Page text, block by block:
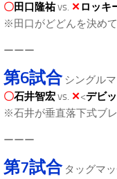
〇田口隆祐vs. ✕ロッキ
※田口がどどんを決めて
ーーー
第6試合シングル
〇石井智宏vs. ✕<デビ
※石井が垂直落下式ブ
ーーー
第7試合タッグマ